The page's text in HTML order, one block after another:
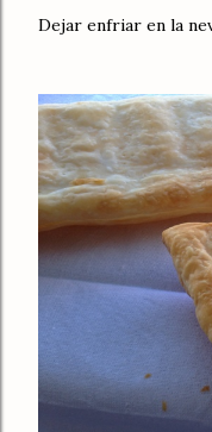
Dejar enfriar en la